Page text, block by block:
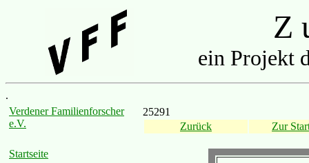
Z
ein Projekt
.
Verdener Familienforscher
e.V.
Startseite
25291
Zurück
Zur